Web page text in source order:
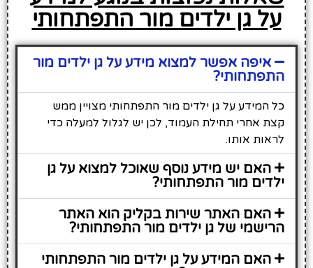
על גן ילדים מור התפתחותי
איפה אפשר למצוא מידע על גן ילדים מור
התפתחותי?
כל המידע על גן ילדים מור התפתחותי מצויין ממש
קצת אחרי תחילת העמוד, לכן יש לגלול למעלה כדי
לראות אותו.
האם יש מידע נוסף שאוכל למצוא על גן
ילדים מור התפתחותי?
האם האתר שירות בקליק הוא האתר
הרישמי של גן ילדים מור התפתחותי?
האם המידע על גן ילדים מור התפתחותי